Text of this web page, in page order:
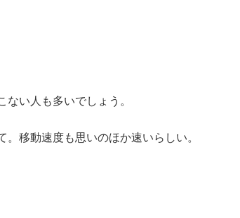
い人も多いでしょう。
移動速度も思いのほか速いらしい。